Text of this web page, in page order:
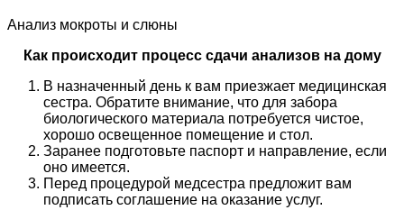
Анализ мокроты и слюны
Как происходит процесс сдачи анализов на дому
В назначенный день к вам приезжает медицинская
сестра. Обратите внимание, что для забора
биологического материала потребуется чистое,
хорошо освещенное помещение и стол.
Заранее подготовьте паспорт и направление, если
оно имеется.
Перед процедурой медсестра предложит вам
подписать соглашение на оказание услуг.